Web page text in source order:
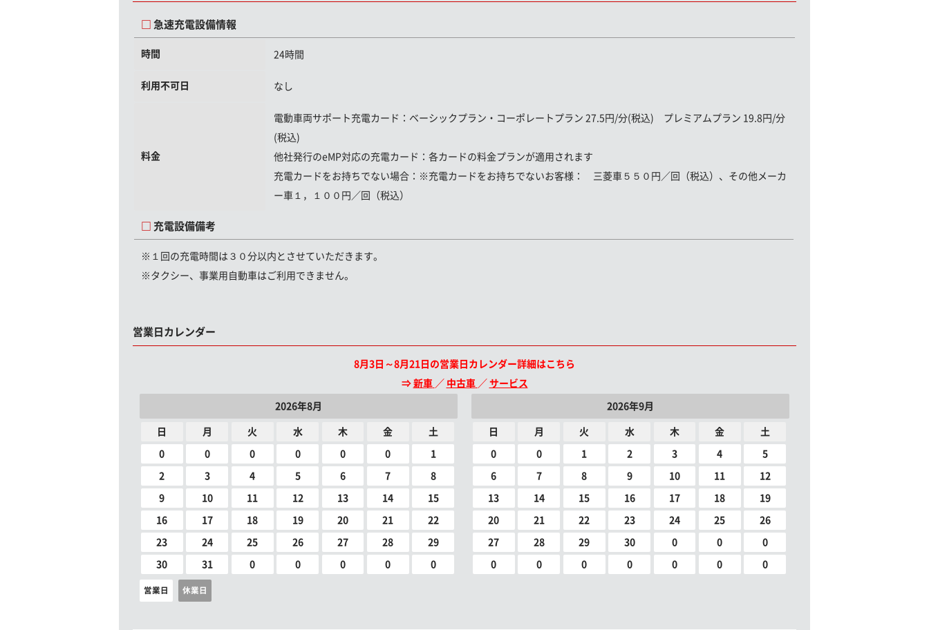
急速充電設備情報
時間 24時間
利用不可日 なし
料金
電動車両サポート充電カード ：ベーシックプラン・コーポレートプラン 27.5円/分(税込) プレミアムプラン 19.8円/分
(税込)
他社発行のeMP対応の充電カード： 各カードの料金プランが適用されます
充電カードをお持ちでない場合： ※充電カードをお持ちでないお客様： 三菱車５５０円／回（税込）、その他メーカ
ー車１，１００円／回（税込）
充電設備備考
※１回の充電時間は３０分以内とさせていただきます。
※タクシー、事業用自動車はご利用できません。
営業日カレンダー
8月3日～8月21日の営業日カレンダー詳細はこちら
⇒ 新車 ／ 中古車 ／ サービス
2026年8月
日 月 火 水 木 金 土
0 0 0 0 0 0 1
2 3 4 5 6 7 8
9 10 11 12 13 14 15
16 17 18 19 20 21 22
23 24 25 26 27 28 29
30 31 0 0 0 0 0
2026年9月
日 月 火 水 木 金 土
0 0 1 2 3 4 5
6 7 8 9 10 11 12
13 14 15 16 17 18 19
20 21 22 23 24 25 26
27 28 29 30 0 0 0
0 0 0 0 0 0 0
営業日 休業日